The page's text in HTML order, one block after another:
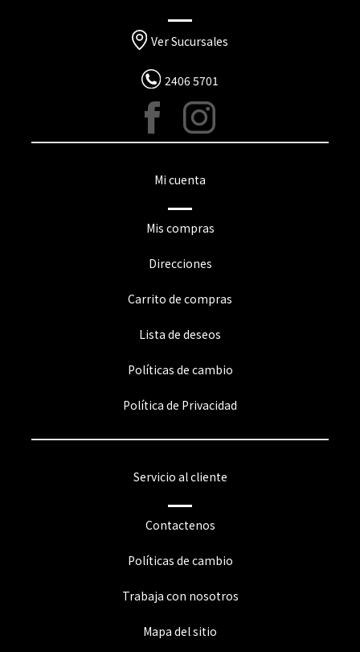
Ver Sucursales
2406 5701
Mi cuenta
Mis compras
Direcciones
Carrito de compras
Lista de deseos
Políticas de cambio
Política de Privacidad
Servicio al cliente
Contactenos
Políticas de cambio
Trabaja con nosotros
Mapa del sitio